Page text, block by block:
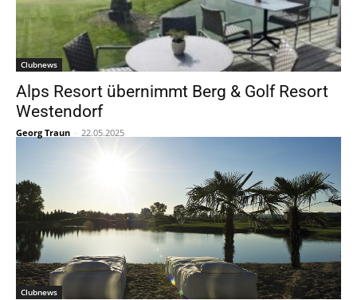
Clubnews
Alps Resort übernimmt Berg & Golf Resort
Westendorf
Georg Traun - 22.05.2025
Clubnews